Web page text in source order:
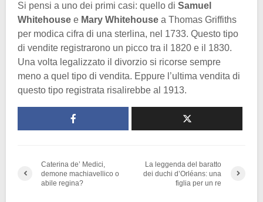
Si pensi a uno dei primi casi: quello di Samuel
Whitehouse e Mary Whitehouse a Thomas Griffiths
per modica cifra di una sterlina, nel 1733. Questo tipo
di vendite registrarono un picco tra il 1820 e il 1830.
Una volta legalizzato il divorzio si ricorse sempre
meno a quel tipo di vendita. Eppure l’ultima vendita di
questo tipo registrata risalirebbe al 1913.
Caterina de’ Medici,
demone machiavellico o
abile regina?
La leggenda del baratto
dei duchi d’Orléans: una
figlia per un re